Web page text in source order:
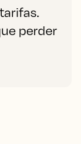
perder